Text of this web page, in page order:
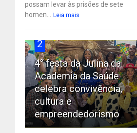
possam levar às prisões de sete
homen... Leia mais
2
4° festa da Julina da
Academia da Saúde
celebra convivência,
cultura e
empreendedorismo